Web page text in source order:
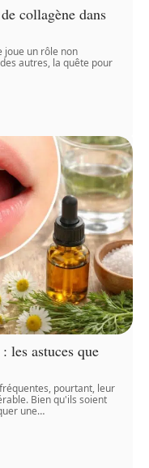
collagène dans
joue un rôle non
autres, la quête pour
les astuces que
pourtant, leur
Bien qu'ils soient
une…